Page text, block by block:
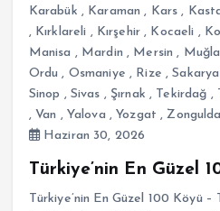
Karabük , Karaman , Kars ,
, Kırklareli , Kırşehir, Kocaeli ,
Manisa , Mardin , Mersin , Muğla
Ordu , Osmaniye , Rize ,Sakarya
Sinop , Sivas , Şırnak , Tekirdağ ,
, Van , Yalova ,Yozgat ,
Haziran 30, 2026
Türkiye’nin En Güzel
Türkiye’nin En Güzel 100 Köyü